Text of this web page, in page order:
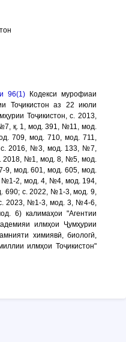
96(1) Кодекси мурофиаи
Тоҷикистон аз 22 июли
Тоҷикистон, с. 2013,
қ. 1, мод. 391, №11, мод.
709, мод. 710, мод. 711,
2016, №3, мод. 133, №7,
2018, №1, мод. 8, №5, мод.
мод. 601, мод. 605, мод.
№1-2, мод. 4, №4, мод. 194,
690; с. 2022, №1-3, мод. 9,
2023, №1-3, мод. 3, №4-6,
6) калимаҳои "Агентии
илмҳои Ҷумҳурии
химиявӣ, биологӣ,
илмҳои Тоҷикистон"